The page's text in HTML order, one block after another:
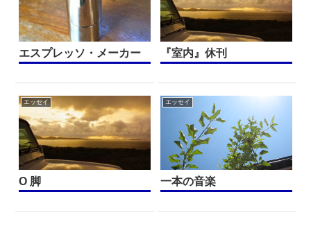
エスプレッソ・メーカー 『室内』休刊
エッセイ
O 脚
エッセイ
一本の音楽